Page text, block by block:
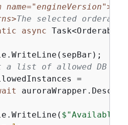
name="engineVersion">
The selected
async
a list of allowed DB
=
$"Available